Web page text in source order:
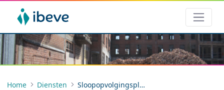
Home Diensten Sloopopvolgingsplan